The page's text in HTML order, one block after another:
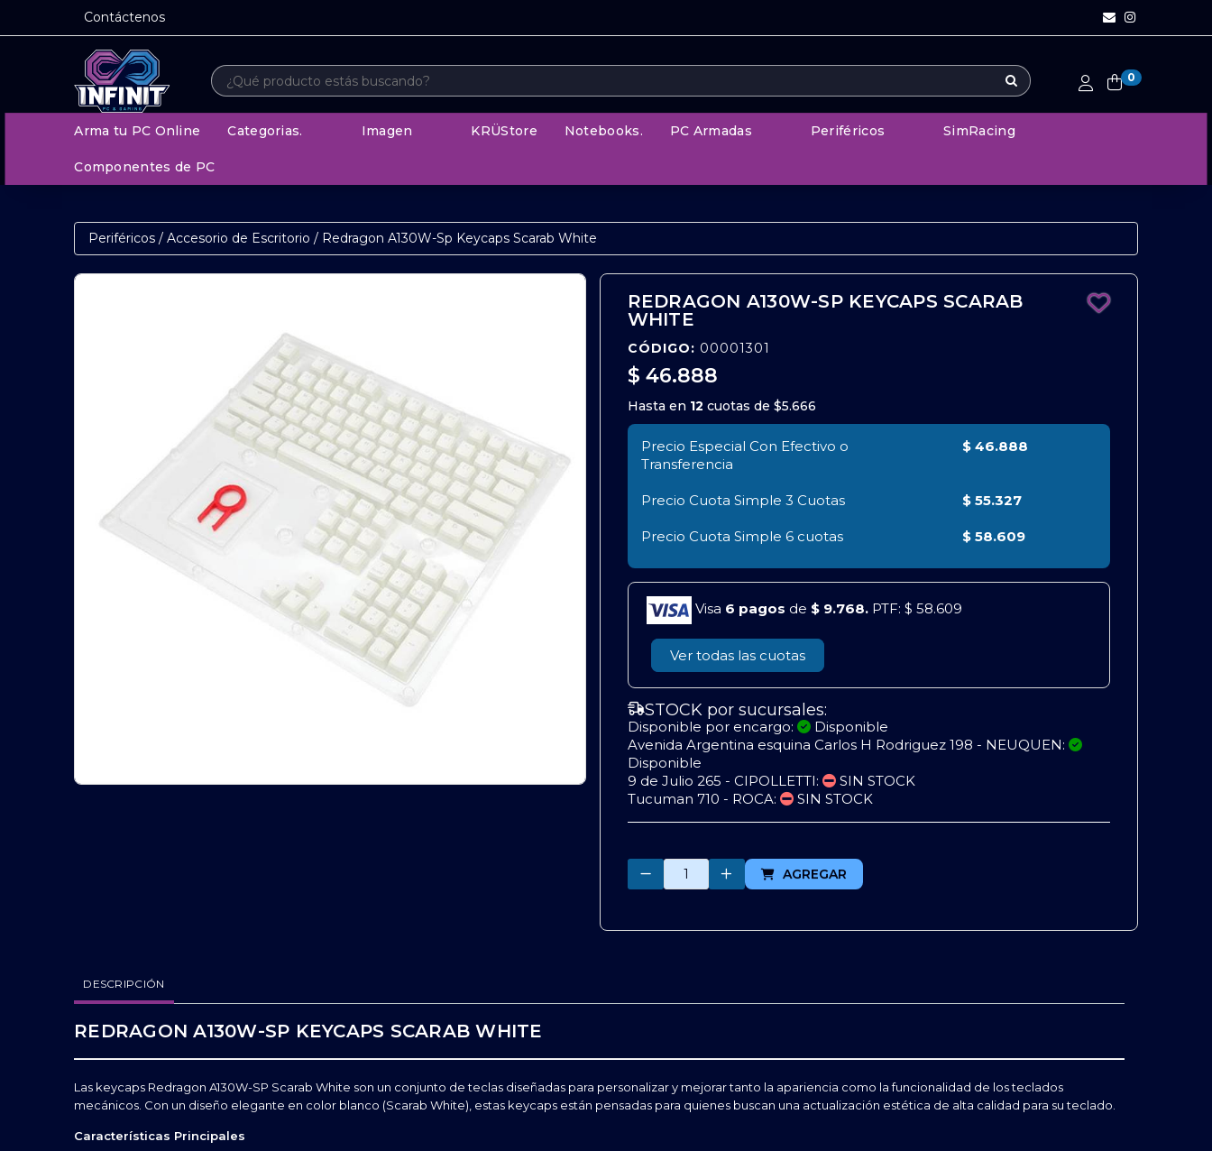
Contáctenos
0
Arma tu PC Online Categorias. Imagen KRÜStore Notebooks. PC Armadas Periféricos SimRacing
Componentes de PC
Periféricos /Accesorio de Escritorio / Redragon A130W-Sp Keycaps Scarab White
REDRAGON A130W-SP KEYCAPS SCARAB
WHITE
CÓDIGO: 00001301
$ 46.888
Hasta en 12 cuotas de $5.666
Precio Especial Con Efectivo o
Transferencia
$ 46.888
Precio Cuota Simple 3 Cuotas $ 55.327
Precio Cuota Simple 6 cuotas $ 58.609
Visa 6 pagos de $ 9.768.PTF: $ 58.609
Ver todas las cuotas
STOCK por sucursales:
Disponible por encargo:
Disponible
Avenida Argentina esquina Carlos H Rodriguez 198 - NEUQUEN:
Disponible
9 de Julio 265 - CIPOLLETTI:
SIN STOCK
Tucuman 710 - ROCA:
SIN STOCK
AGREGAR
DESCRIPCIÓN
REDRAGON A130W-SP KEYCAPS SCARAB WHITE
Las keycaps Redragon A130W-SP Scarab White son un conjunto de teclas diseñadas para personalizar y mejorar tanto la apariencia como la funcionalidad de los teclados
mecánicos. Con un diseño elegante en color blanco (Scarab White), estas keycaps están pensadas para quienes buscan una actualización estética de alta calidad para su teclado.
Características Principales